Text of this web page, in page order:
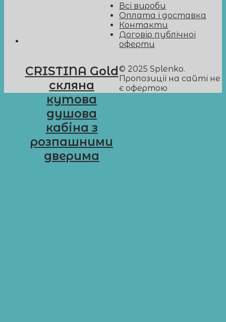
CRISTINA Gold
скляна
кутова
душова
кабіна з
розпашними
дверима
Всі вироби
Оплата і доставка
Контакти
Договір публічної
оферти
© 2025 Splenko.
Пропозиції на сайті не
є офертою